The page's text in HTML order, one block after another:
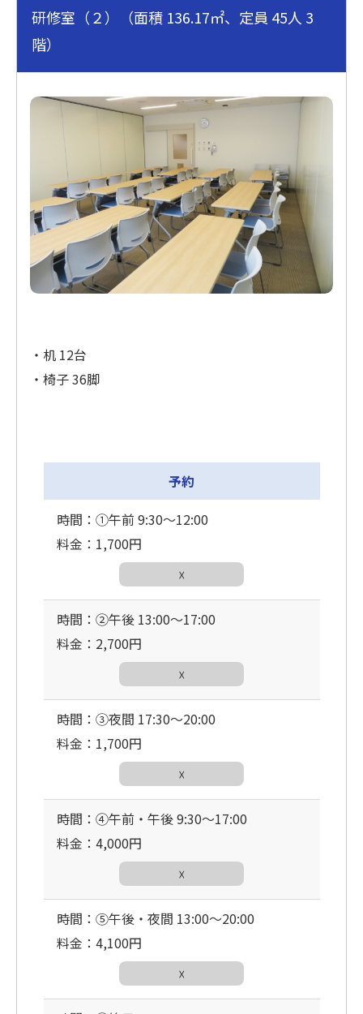
研修室（２）（面積 136.17㎡、定員 45人 3
階）
・机 12台
・椅子 36脚
予約
時間：①午前 9:30〜12:00
料金：1,700円
☓
時間：②午後 13:00〜17:00
料金：2,700円
☓
時間：③夜間 17:30〜20:00
料金：1,700円
☓
時間：④午前・午後 9:30〜17:00
料金：4,000円
☓
時間：⑤午後・夜間 13:00〜20:00
料金：4,100円
☓